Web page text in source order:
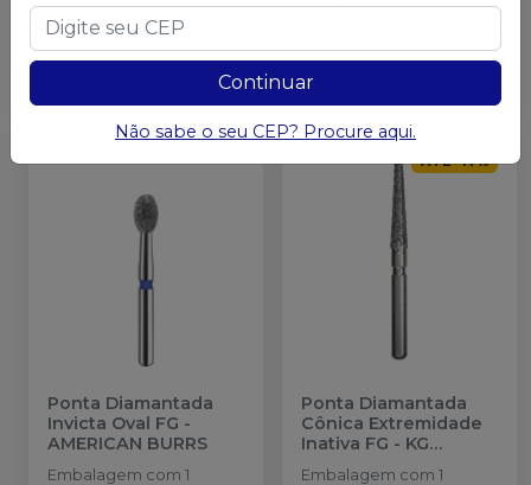
Ponta Diamantada
Invicta Oval FG -
AMERICAN BURRS
Embalagem com 1
ATÉ-17%
Ponta Diamantada
Cônica Extremidade
Inativa FG - KG
SORENSEN
Embalagem com 1
Continuar
Não sabe o seu CEP? Procure aqui.